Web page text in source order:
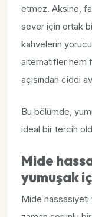
etmez. Aksine,
sever için ortak
kahvelerin
alternatifler hem
açısından ciddi
Bu bölümde,
ideal bir tercih
Mide
yumuşak
Mide hassasiyeti